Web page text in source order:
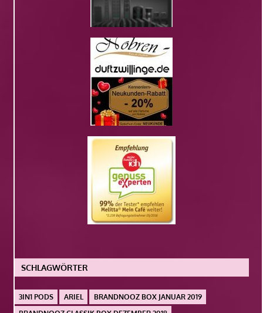
SCHLAGWÖRTER
3IN1 PODS ARIEL
BRANDNOOZ BOX JANUAR 2019